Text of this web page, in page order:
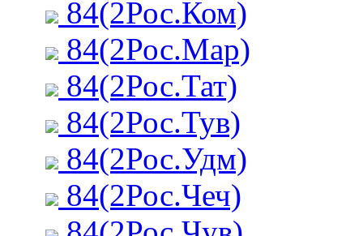
84(2Рос.Ком)
84(2Рос.Мар)
84(2Рос.Тат)
84(2Рос.Тув)
84(2Рос.Удм)
84(2Рос.Чеч)